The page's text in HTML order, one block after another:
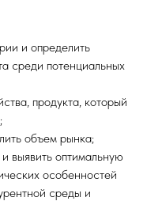
и определить
среди потенциальных
продукта, который
объем рынка;
выявить оптимальную
особенностей
среды и